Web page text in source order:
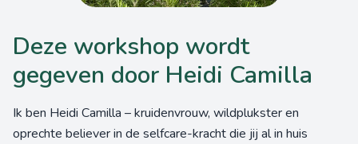
Deze workshop wordt
gegeven door Heidi Camilla
Ik ben Heidi Camilla – kruidenvrouw, wildplukster en
oprechte believer in de selfcare-kracht die jij al in huis